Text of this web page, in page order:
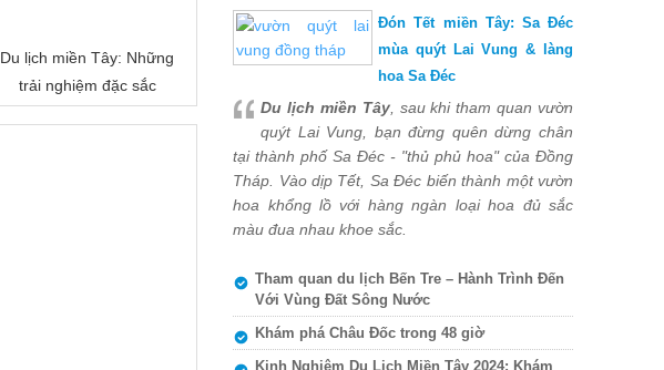
Du lịch miền Tây: Những
trải nghiệm đặc sắc
Đón Tết miền Tây: Sa Đéc
mùa quýt Lai Vung & làng
hoa Sa Đéc
Du lịch miền Tây, sau khi tham quan vườn
quýt Lai Vung, bạn đừng quên dừng chân
tại thành phố Sa Đéc - "thủ phủ hoa" của Đồng
Tháp. Vào dịp Tết, Sa Đéc biến thành một vườn
hoa khổng lồ với hàng ngàn loại hoa đủ sắc
màu đua nhau khoe sắc.
Tham quan du lịch Bến Tre – Hành Trình Đến
Với Vùng Đất Sông Nước
Khám phá Châu Đốc trong 48 giờ
Kinh Nghiệm Du Lịch Miền Tây 2024: Khám